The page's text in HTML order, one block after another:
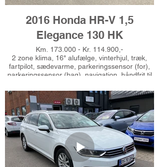
2016 Honda HR-V 1,5
Elegance 130 HK
Km. 173.000 - Kr. 114.900,-
2 zone klima, 16" alufælge, vinterhjul, træk,
fartpilot, sædevarme, parkeringssensor (for),
parkeringssensor (bag), navigation, håndfrit til
tilslutning, regnsensor, dab radio,
skiltegenkendelse, isofix, 6 airbags, esp,
vognbaneassistent, el-klapbare sidespejle
m/varme, bagagerumsdækken, kørecomputer,
udv. temp. måler, multifunktionsrat, højdejust.
førersæde, splitbagsæde, tågelygter, fjernb.
centrallås, 4x el-ruder, automatisk start/stop,
automatisk lys, 1 ejer, service ok, læderrat,
undervognsbehandlet, Ring for prøvekørsel - tlf